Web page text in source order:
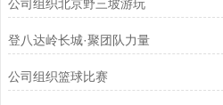
公司组织北京野三坡游玩
登八达岭长城·聚团队力量
公司组织篮球比赛